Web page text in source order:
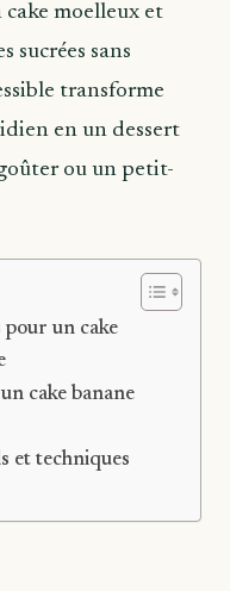
moelleux et
sucrées sans
transforme
en un dessert
ou un petit-
un cake
cake banane
et techniques